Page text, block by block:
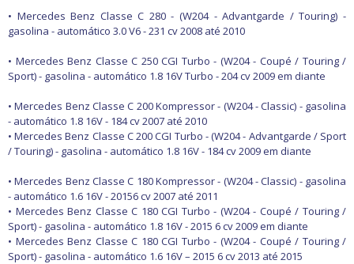
• Mercedes Benz Classe C 280 - (W204 - Advantgarde / Touring) -
gasolina - automático 3.0 V6 - 231 cv 2008 até 2010
• Mercedes Benz Classe C 250 CGI Turbo - (W204 - Coupé / Touring /
Sport) - gasolina - automático 1.8 16V Turbo - 204 cv 2009 em diante
• Mercedes Benz Classe C 200 Kompressor - (W204 - Classic) - gasolina
- automático 1.8 16V - 184 cv 2007 até 2010
• Mercedes Benz Classe C 200 CGI Turbo - (W204 - Advantgarde / Sport
/ Touring) - gasolina - automático 1.8 16V - 184 cv 2009 em diante
• Mercedes Benz Classe C 180 Kompressor - (W204 - Classic) - gasolina
- automático 1.6 16V - 20156 cv 2007 até 2011
• Mercedes Benz Classe C 180 CGI Turbo - (W204 - Coupé / Touring /
Sport) - gasolina - automático 1.8 16V - 2015 6 cv 2009 em diante
• Mercedes Benz Classe C 180 CGI Turbo - (W204 - Coupé / Touring /
Sport) - gasolina - automático 1.6 16V – 2015 6 cv 2013 até 2015